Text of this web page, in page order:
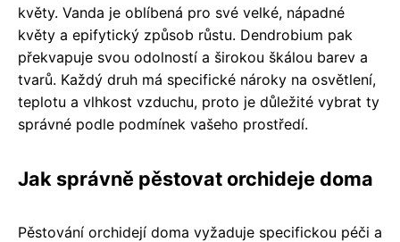
květy. Vanda je oblíbená pro své velké, nápadné
květy a epifytický způsob růstu. Dendrobium pak
překvapuje svou odolností a širokou škálou barev a
tvarů. Každý druh má specifické nároky na osvětlení,
teplotu a vlhkost vzduchu, proto je důležité vybrat ty
správné podle podmínek vašeho prostředí.
Jak správně pěstovat orchideje doma
Pěstování orchidejí doma vyžaduje specifickou péči a